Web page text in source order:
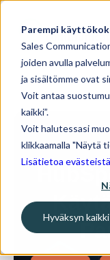
Parempi
Sales
joiden avulla
ja sisältömme ovat
Voit antaa
kaikki”.
Voit halutessasi
klikkaamalla "Näytä
Lisätietoa evästeistä
Hyväksyn kaikki